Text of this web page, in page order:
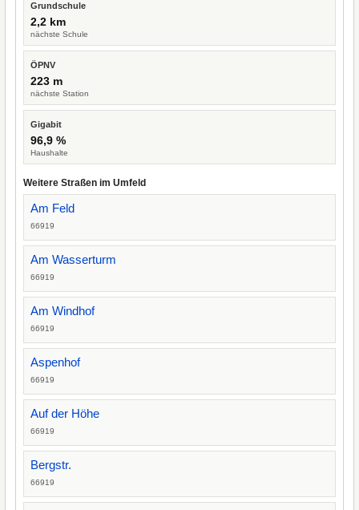
Grundschule
2,2 km
nächste Schule
ÖPNV
223 m
nächste Station
Gigabit
96,9 %
Haushalte
Weitere Straßen im Umfeld
Am Feld
66919
Am Wasserturm
66919
Am Windhof
66919
Aspenhof
66919
Auf der Höhe
66919
Bergstr.
66919